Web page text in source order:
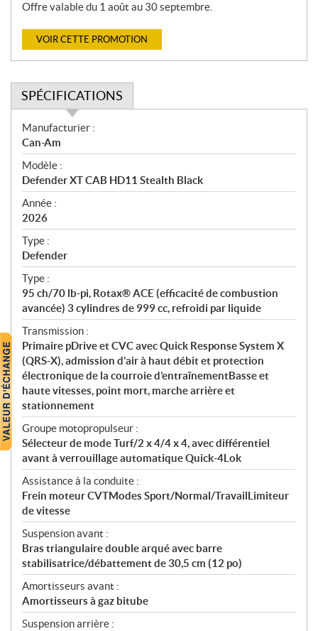
Offre valable du 1 août au 30 septembre.
VOIR CETTE PROMOTION
SPÉCIFICATIONS
S
p
é
c
i
f
i
c
a
t
i
o
n
s
Manufacturier :
Can-Am
Modèle :
Defender XT CAB HD11 Stealth Black
Année :
2026
Type :
Defender
Type :
95 ch/70 lb-pi, Rotax® ACE (efficacité de combustion
avancée) 3 cylindres de 999 cc, refroidi par liquide
Transmission :
Primaire pDrive et CVC avec Quick Response System X
(QRS-X), admission d’air à haut débit et protection
électronique de la courroie d’entraînementBasse et
haute vitesses, point mort, marche arrière et
stationnement
Groupe motopropulseur :
Sélecteur de mode Turf/2 x 4/4 x 4, avec différentiel
avant à verrouillage automatique Quick-4Lok
Assistance à la conduite :
Frein moteur CVTModes Sport/Normal/TravailLimiteur
de vitesse
Suspension avant :
Bras triangulaire double arqué avec barre
stabilisatrice/débattement de 30,5 cm (12 po)
Amortisseurs avant :
Amortisseurs à gaz bitube
Suspension arrière :